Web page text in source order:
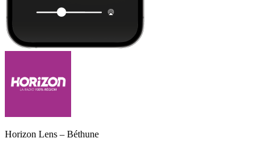
Horizon Lens – Béthune